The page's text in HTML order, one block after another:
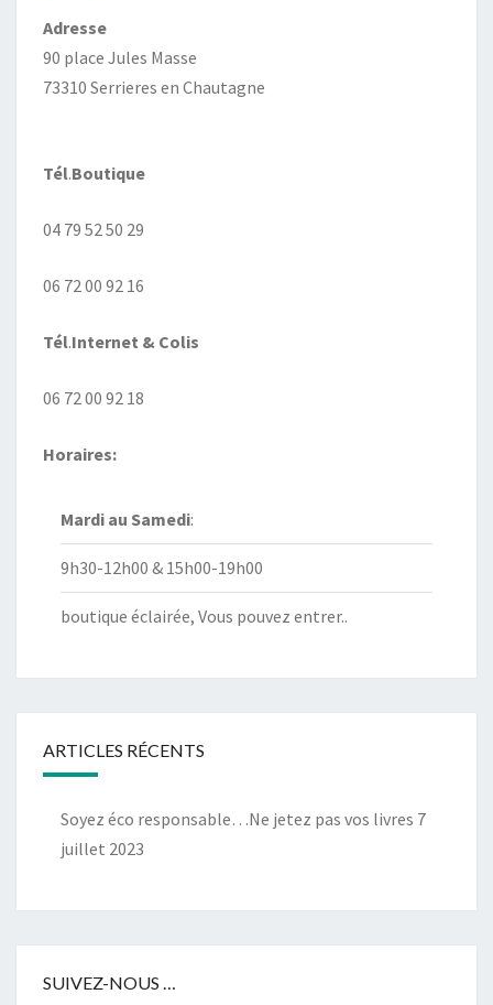
Adresse
90 place Jules Masse
73310 Serrieres en Chautagne
Tél.Boutique
04 79 52 50 29
06 72 00 92 16
Tél.Internet & Colis
06 72 00 92 18
Horaires:
Mardi au Samedi:
9h30-12h00 & 15h00-19h00
boutique éclairée, Vous pouvez entrer..
ARTICLES RÉCENTS
Soyez éco responsable…Ne jetez pas vos livres 7
juillet 2023
SUIVEZ-NOUS …